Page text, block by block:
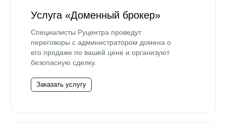
Услуга «Доменный брокер»
Специалисты Руцентра проведут
переговоры с администратором домена о
его продаже по вашей цене и организуют
безопасную сделку.
Заказать услугу